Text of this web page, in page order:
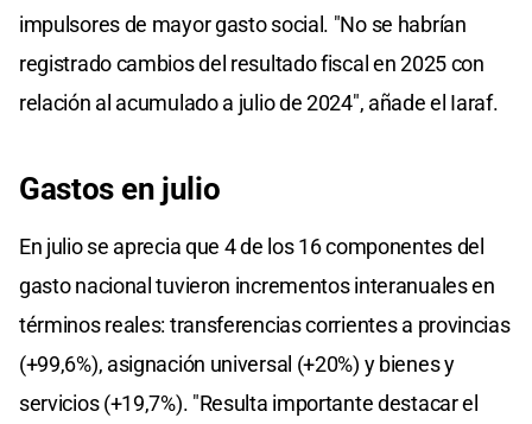
impulsores de mayor gasto social. "No se habrían
registrado cambios del resultado fiscal en 2025 con
relación al acumulado a julio de 2024", añade el Iaraf.
Gastos en julio
En julio se aprecia que 4 de los 16 componentes del
gasto nacional tuvieron incrementos interanuales en
términos reales: transferencias corrientes a provincias
(+99,6%), asignación universal (+20%) y bienes y
servicios (+19,7%). "Resulta importante destacar el